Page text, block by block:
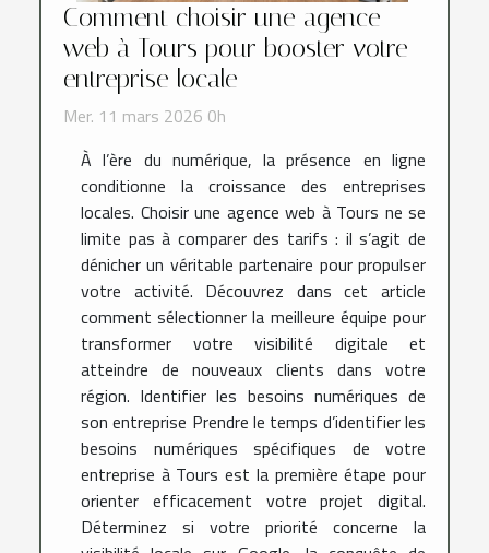
Comment choisir une agence
web à Tours pour booster votre
entreprise locale
Mer. 11 mars 2026 0h
À l’ère du numérique, la présence en ligne
conditionne la croissance des entreprises
locales. Choisir une agence web à Tours ne se
limite pas à comparer des tarifs : il s’agit de
dénicher un véritable partenaire pour propulser
votre activité. Découvrez dans cet article
comment sélectionner la meilleure équipe pour
transformer votre visibilité digitale et
atteindre de nouveaux clients dans votre
région. Identifier les besoins numériques de
son entreprise Prendre le temps d’identifier les
besoins numériques spécifiques de votre
entreprise à Tours est la première étape pour
orienter efficacement votre projet digital.
Déterminez si votre priorité concerne la